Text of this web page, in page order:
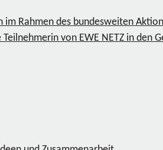
Rahmen des bundesweiten
von EWE NETZ in den